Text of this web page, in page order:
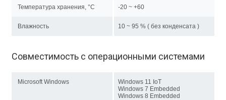
Температура хранения, °C -20 ~ +60
Влажность 10 ~ 95 % ( без конденсата )
Совместимость с операционными системами
Microsoft Windows
Windows 11 IoT
Windows 7 Embedded
Windows 8 Embedded